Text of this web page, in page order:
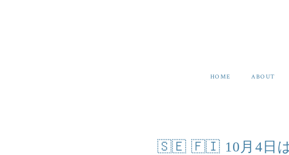
HOME ABOUT
🇸🇪 🇫🇮 10月4日は